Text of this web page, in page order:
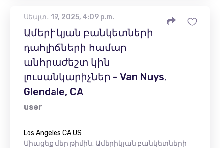
Սեպտ․ 19, 2025, 4:09 p.m.
Ամերիկյան բանկետների
դահլիճների համար
անհրաժեշտ կին
լուսանկարիչներ - Van Nuys,
Glendale, CA
user
Los Angeles CA US
Միացեք մեր թիմին. Ամերիկյան բանկետների